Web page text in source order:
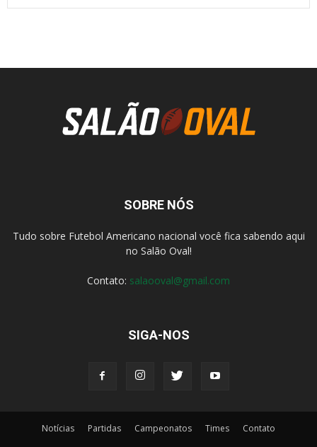
SOBRE NÓS
Tudo sobre Futebol Americano nacional você fica sabendo aqui
no Salão Oval!
Contato: salaooval@gmail.com
SIGA-NOS
Notícias Partidas Campeonatos Times Contato